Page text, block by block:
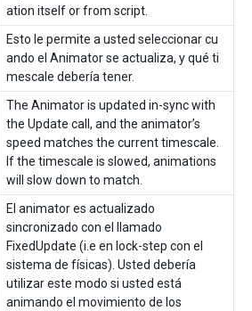
ation itself or from script.
Esto le permite a usted seleccionar cu
ando el Animator se actualiza, y qué ti
mescale debería tener.
The Animator is updated in-sync with
the Update call, and the animator’s
speed matches the current timescale.
If the timescale is slowed, animations
will slow down to match.
El animator es actualizado
sincronizado con el llamado
FixedUpdate (i.e en lock-step con el
sistema de físicas). Usted debería
utilizar este modo si usted está
animando el movimiento de los